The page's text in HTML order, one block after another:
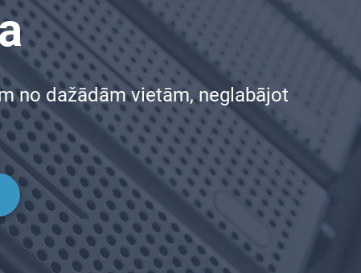
no dažādām vietām, neglabājot